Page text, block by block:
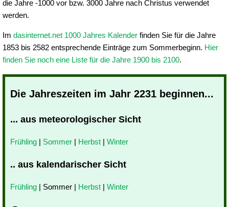
die Jahre -1000 vor bzw. 3000 Jahre nach Christus verwendet
werden.
Im dasinternet.net 1000 Jahres Kalender finden Sie für die Jahre
1853 bis 2582 entsprechende Einträge zum Sommerbeginn. Hier
finden Sie noch eine Liste für die Jahre 1900 bis 2100.
Die Jahreszeiten im Jahr 2231 beginnen...
... aus meteorologischer Sicht
Frühling | Sommer | Herbst | Winter
.. aus kalendarischer Sicht
Frühling | Sommer | Herbst | Winter